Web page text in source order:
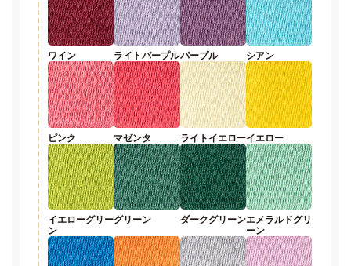
ワイン ライトパープルパープル シアン
ピンク マゼンタ ライトイエローイエロー
イエローグリー
ン
グリーン ダークグリーンエメラルドグリ
ーン